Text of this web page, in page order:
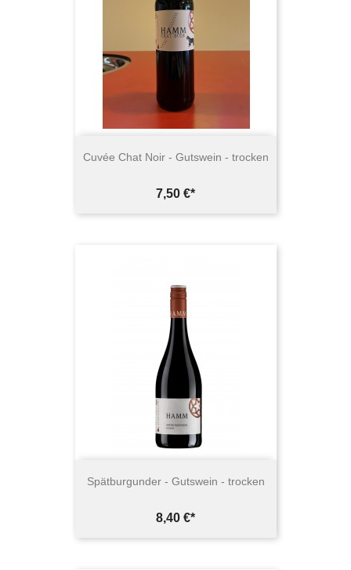
Cuvée Chat Noir - Gutswein - trocken
Preis
7,50 €*
Spätburgunder - Gutswein - trocken
Preis
8,40 €*